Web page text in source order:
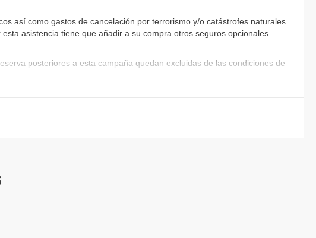
así como gastos de cancelación por terrorismo y/o catástrofes naturales
asistencia tiene que añadir a su compra otros seguros opcionales
posteriores a esta campaña quedan excluidas de las condiciones de